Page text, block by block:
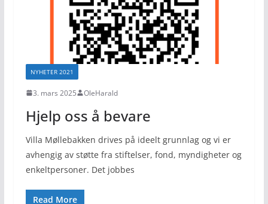
NYHETER 2021
3. mars 2025 OleHarald
Hjelp oss å bevare
Villa Møllebakken drives på ideelt grunnlag og vi er
avhengig av støtte fra stiftelser, fond, myndigheter og
enkeltpersoner. Det jobbes
Read More